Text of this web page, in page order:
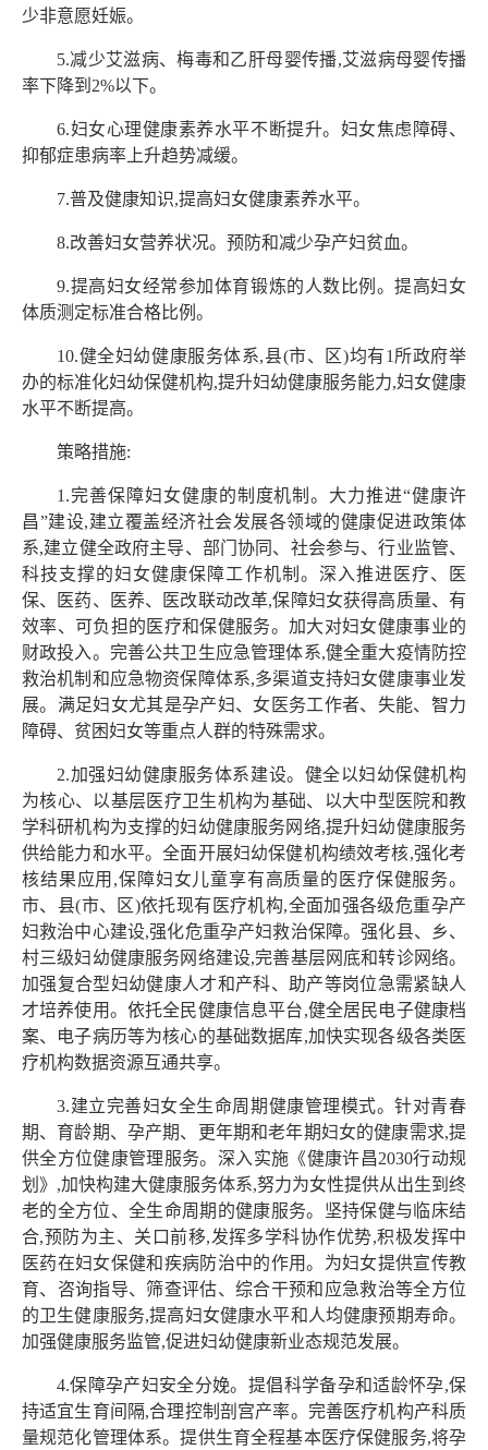
少非意愿妊娠。
5.减少艾滋病、梅毒和乙肝母婴传播,艾滋病母婴传播
率下降到2%以下。
6.妇女心理健康素养水平不断提升。妇女焦虑障碍、
抑郁症患病率上升趋势减缓。
7.普及健康知识,提高妇女健康素养水平。
8.改善妇女营养状况。预防和减少孕产妇贫血。
9.提高妇女经常参加体育锻炼的人数比例。提高妇女
体质测定标准合格比例。
10.健全妇幼健康服务体系,县(市、区)均有1所政府举
办的标准化妇幼保健机构,提升妇幼健康服务能力,妇女健康
水平不断提高。
策略措施:
1.完善保障妇女健康的制度机制。大力推进“健康许
昌”建设,建立覆盖经济社会发展各领域的健康促进政策体
系,建立健全政府主导、部门协同、社会参与、行业监管、
科技支撑的妇女健康保障工作机制。深入推进医疗、医
保、医药、医养、医改联动改革,保障妇女获得高质量、有
效率、可负担的医疗和保健服务。加大对妇女健康事业的
财政投入。完善公共卫生应急管理体系,健全重大疫情防控
救治机制和应急物资保障体系,多渠道支持妇女健康事业发
展。满足妇女尤其是孕产妇、女医务工作者、失能、智力
障碍、贫困妇女等重点人群的特殊需求。
2.加强妇幼健康服务体系建设。健全以妇幼保健机构
为核心、以基层医疗卫生机构为基础、以大中型医院和教
学科研机构为支撑的妇幼健康服务网络,提升妇幼健康服务
供给能力和水平。全面开展妇幼保健机构绩效考核,强化考
核结果应用,保障妇女儿童享有高质量的医疗保健服务。
市、县(市、区)依托现有医疗机构,全面加强各级危重孕产
妇救治中心建设,强化危重孕产妇救治保障。强化县、乡、
村三级妇幼健康服务网络建设,完善基层网底和转诊网络。
加强复合型妇幼健康人才和产科、助产等岗位急需紧缺人
才培养使用。依托全民健康信息平台,健全居民电子健康档
案、电子病历等为核心的基础数据库,加快实现各级各类医
疗机构数据资源互通共享。
3.建立完善妇女全生命周期健康管理模式。针对青春
期、育龄期、孕产期、更年期和老年期妇女的健康需求,提
供全方位健康管理服务。深入实施《健康许昌2030行动规
划》,加快构建大健康服务体系,努力为女性提供从出生到终
老的全方位、全生命周期的健康服务。坚持保健与临床结
合,预防为主、关口前移,发挥多学科协作优势,积极发挥中
医药在妇女保健和疾病防治中的作用。为妇女提供宣传教
育、咨询指导、筛查评估、综合干预和应急救治等全方位
的卫生健康服务,提高妇女健康水平和人均健康预期寿命。
加强健康服务监管,促进妇幼健康新业态规范发展。
4.保障孕产妇安全分娩。提倡科学备孕和适龄怀孕,保
持适宜生育间隔,合理控制剖宫产率。完善医疗机构产科质
量规范化管理体系。提供生育全程基本医疗保健服务,将孕